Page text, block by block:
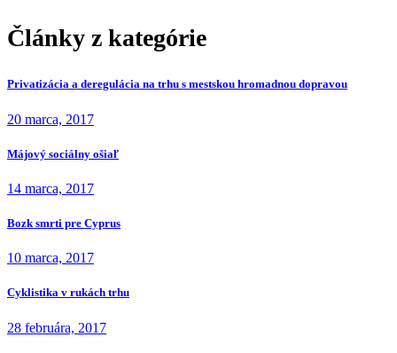
Články z kategórie
Privatizácia a deregulácia na trhu s mestskou hromadnou dopravou
20 marca, 2017
Májový sociálny ošiaľ
14 marca, 2017
Bozk smrti pre Cyprus
10 marca, 2017
Cyklistika v rukách trhu
28 februára, 2017